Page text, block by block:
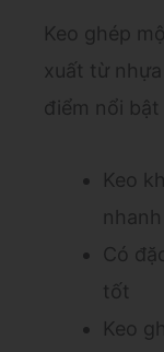
Keo ghép
xuất từ
điểm nổi bật
Keo
nhanh
Có
tốt
Keo